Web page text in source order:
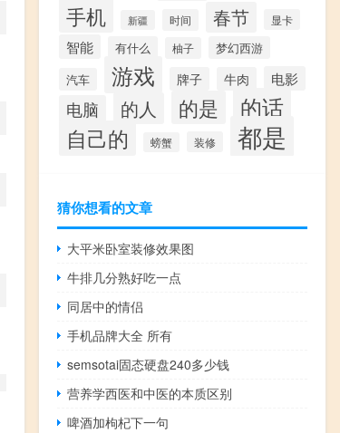
手机 新疆 时间 春节 显卡
智能 有什么 柚子
梦幻西游
汽车
游戏 牌子 牛肉 电影
电脑 的人 的是 的话
自己的 螃蟹 装修 都是
猜你想看的文章
大平米卧室装修效果图
牛排几分熟好吃一点
同居中的情侣
手机品牌大全 所有
semsotai固态硬盘240多少钱
营养学西医和中医的本质区别
啤酒加枸杞下一句